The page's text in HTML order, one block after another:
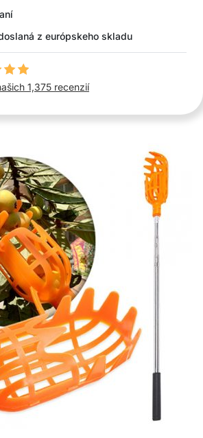
z európskeho skladu
1,375 recenzií